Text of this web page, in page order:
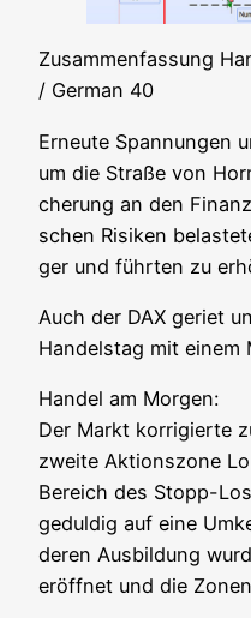
Zusam­men­fas­sung
/ Ger­man 40
Erneu­te Span­nun­gen
um die Stra­ße von
che­rung an den
schen Risi­ken
ger und führ­ten zu
Auch der DAX geriet
Han­dels­tag mit einem
Han­del am Mor­gen:
Der Markt kor­ri­gier­te
zwei­te Akti­ons­zo­ne
Bereich des Stopp-
gedul­dig auf eine
deren Aus­bil­dung
eröff­net und die